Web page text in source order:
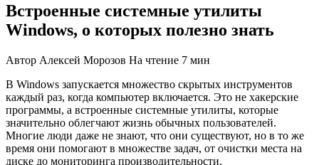
Встроенные системные утилиты
Windows, о которых полезно знать
Автор Алексей Морозов На чтение 7 мин
В Windows запускается множество скрытых инструментов
каждый раз, когда компьютер включается. Это не хакерские
программы, а встроенные системные утилиты, которые
значительно облегчают жизнь обычных пользователей.
Многие люди даже не знают, что они существуют, но в то же
время они помогают в множестве задач, от очистки места на
диске до мониторинга производительности.